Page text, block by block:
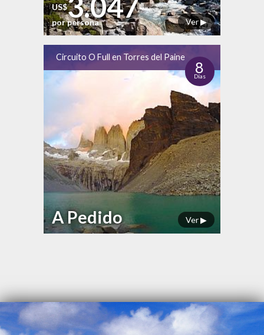
Ver ▶
US$
por persona
Circuito O Full en Torres del Paine
8
Días
Ver ▶
A Pedido